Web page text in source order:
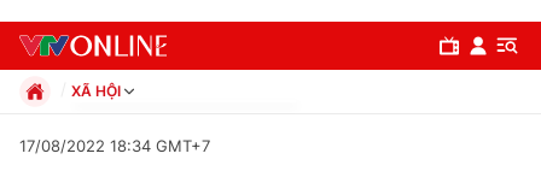
XÃ HỘI
Xã hội
17/08/2022 18:34 GMT+7